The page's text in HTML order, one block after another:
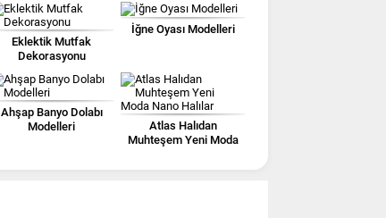
Eklektik Mutfak
Dekorasyonu
İğne Oyası Modelleri
Ahşap Banyo Dolabı
Modelleri
Atlas Halıdan
Muhteşem Yeni Moda